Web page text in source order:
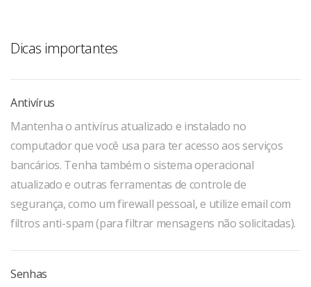
Dicas importantes
Antivírus
Mantenha o antivírus atualizado e instalado no
computador que você usa para ter acesso aos serviços
bancários. Tenha também o sistema operacional
atualizado e outras ferramentas de controle de
segurança, como um firewall pessoal, e utilize email com
filtros anti-spam (para filtrar mensagens não solicitadas).
Senhas